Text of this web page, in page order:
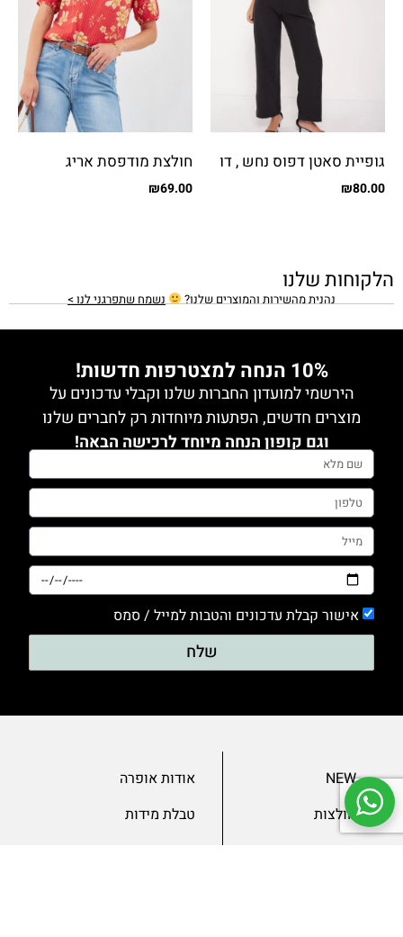
גופיית סאטן דפוס נחש , דו
צדדי ₪80.00
חולצת מודפסת אריג
₪69.00
הלקוחות שלנו
נהנית מהשירות והמוצרים שלנו? נשמח שתפרגני לנו >
10% הנחה למצטרפות חדשות!
הירשמי למועדון החברות שלנו וקבלי עדכונים על
מוצרים חדשים, הפתעות מיוחדות רק לחברים שלנו
וגם קופון הנחה מיוחד לרכישה הבאה!
אישור קבלת עדכונים והטבות למייל / סמס
שלח
NEW
חולצות
אודות אופרה
טבלת מידות